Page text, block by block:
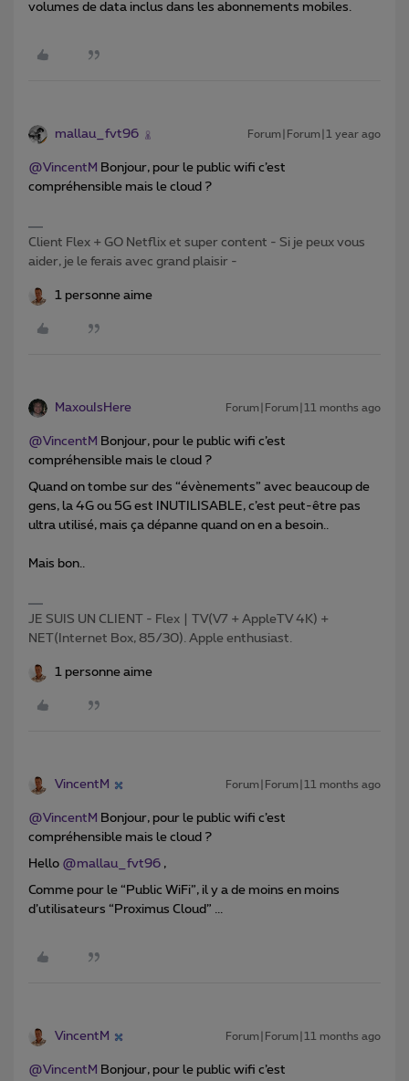
volumes de data inclus dans les abonnements mobiles.
mallau_fvt96 Forum|Forum|1 year ago
@VincentM Bonjour, pour le public wifi c’est
compréhensible mais le cloud ?
Client Flex + GO Netflix et super content - Si je peux vous
aider, je le ferais avec grand plaisir -
1 personne aime
MaxouIsHere Forum|Forum|11 months ago
@VincentM Bonjour, pour le public wifi c’est
compréhensible mais le cloud ?
Quand on tombe sur des “évènements” avec beaucoup de
gens, la 4G ou 5G est INUTILISABLE, c’est peut-être pas
ultra utilisé, mais ça dépanne quand on en a besoin..
Mais bon..
JE SUIS UN CLIENT - Flex | TV(V7 + AppleTV 4K) +
NET(Internet Box, 85/30). Apple enthusiast.
1 personne aime
VincentM Forum|Forum|11 months ago
@VincentM Bonjour, pour le public wifi c’est
compréhensible mais le cloud ?
Hello ​ @mallau_fvt96 ,
Comme pour le “Public WiFi”, il y a de moins en moins
d’utilisateurs “Proximus Cloud” ...
VincentM Forum|Forum|11 months ago
@VincentM Bonjour, pour le public wifi c’est